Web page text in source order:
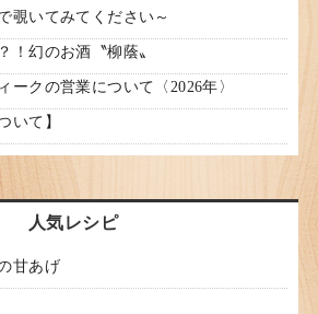
覗いてみてください～
！幻のお酒〝柳蔭〟
ークの営業について〈2026年〉
いて】
人気レシピ
甘あげ